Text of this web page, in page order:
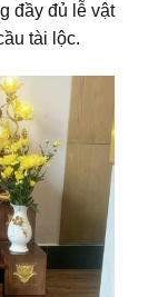
đầy đủ lễ vật
tài lộc.